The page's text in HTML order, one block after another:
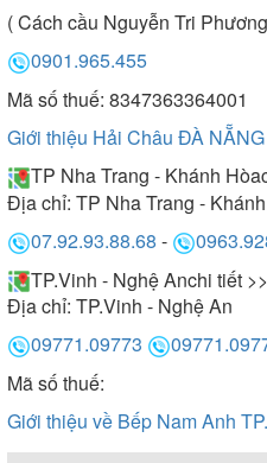
( Cách cầu Nguyễn Tri
0901.965.455
Mã số thuế: 8347363364001
Giới thiệu Hải Châu ĐÀ NẴNG
TP Nha Trang - Khánh Hòa
Địa chỉ: TP Nha Trang -
07.92.93.88.68 -
TP.Vinh - Nghệ Anchi tiết >>
Địa chỉ: TP.Vinh - Nghệ An
09771.09773
Mã số thuế:
Giới thiệu về Bếp Nam Anh